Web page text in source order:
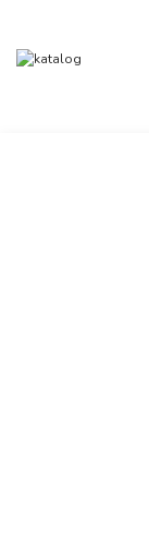
Ürün resmi
Ürün
Ürün
Ürün fiyatı
Bu ürüne